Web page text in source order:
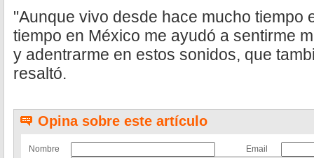
"Aunque vivo desde hace mucho tiempo
tiempo en México me ayudó a sentirme
y adentrarme en estos sonidos, que
resaltó.
Opina sobre este artículo
Nombre
Email